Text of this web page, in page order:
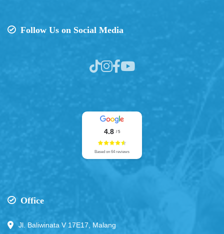
Follow Us on Social Media
4.8 / 5
Based on 64 reviews
Office
Jl. Baliwinata V 17E17, Malang